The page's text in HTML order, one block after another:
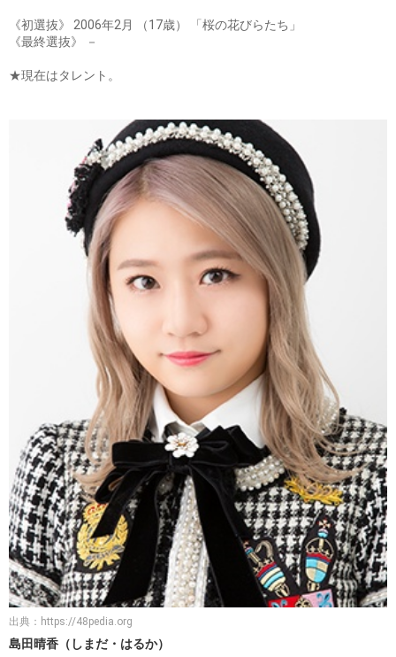
《初選抜》 2006年2月 （17歳） 「桜の花びらたち」
《最終選抜》 －
★現在はタレント。
出典： https://48pedia.org
島田晴香（しまだ・はるか）